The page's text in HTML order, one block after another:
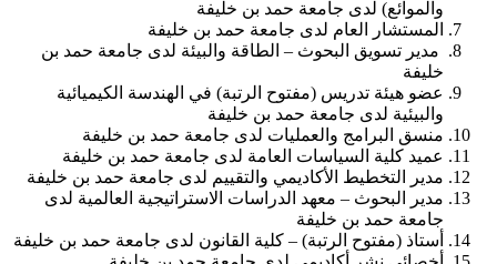
والموائع) لدى جامعة حمد بن خليفة
المستشار العام لدى جامعة حمد بن خليفة
مدير تسويق البحوث – الطاقة والبيئة لدى جامعة حمد بن
خليفة
عضو هيئة تدريس (مفتوح الرتبة) في الهندسة الكيميائية
والبيئية لدى جامعة حمد بن خليفة
منسق البرامج والعمليات لدى جامعة حمد بن خليفة
عميد كلية السياسات العامة لدى جامعة حمد بن خليفة
مدير التخطيط الأكاديمي والتقييم لدى جامعة حمد بن خليفة
مدير البحوث – معهد الدراسات الاستراتيجية العالمية لدى
جامعة حمد بن خليفة
أستاذ (مفتوح الرتبة) – كلية القانون لدى جامعة حمد بن خليفة